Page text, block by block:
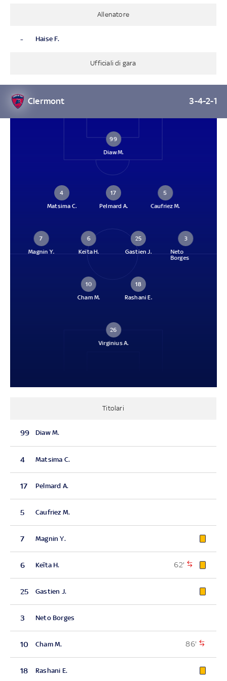
Allenatore
- Haise F.
Ufficiali di gara
Clermont 3-4-2-1
99
Diaw M.
4
Matsima C.
17
Pelmard A.
5
Caufriez M.
7
Magnin Y.
6
Keïta H.
25
Gastien J.
3
Neto
Borges
18
Rashani E.
10
Cham M.
26
Virginius A.
Titolari
99 Diaw M.
4 Matsima C.
17 Pelmard A.
5 Caufriez M.
7 Magnin Y.
6 Keïta H. 62'
25 Gastien J.
3 Neto Borges
10 Cham M. 86'
18 Rashani E.